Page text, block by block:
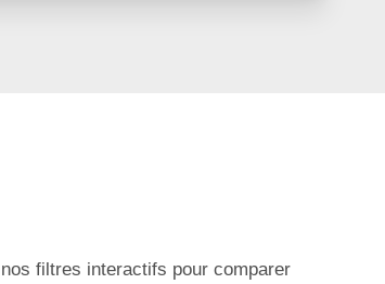
filtres interactifs pour comparer